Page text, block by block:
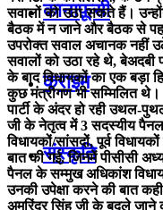
कानाफ़ूसी
क्राइम
संस्कृति
सवालों को उठा सकते हैं।
बैठक में न जाने और बैठक से
उपरोक्त सवाल अचानक नहीं
सवालों को उठा रहे थे, बेअदबी
के बाद विधायकों का एक बड़ा
कुछ मंत्रीगण भी सम्मिलित थे।
पार्टी के अंदर हो रही उथल-
जी के नेतृत्व में 3 सदस्यीय पैनल
विधायकों/सांसदों, पूर्व
बात की गई, जिनमें पीसीसी
पैनल के सम्मुख अधिकांश
उनकी उपेक्षा करने की बात
अमरिंदर सिंह जी के बदले जाने